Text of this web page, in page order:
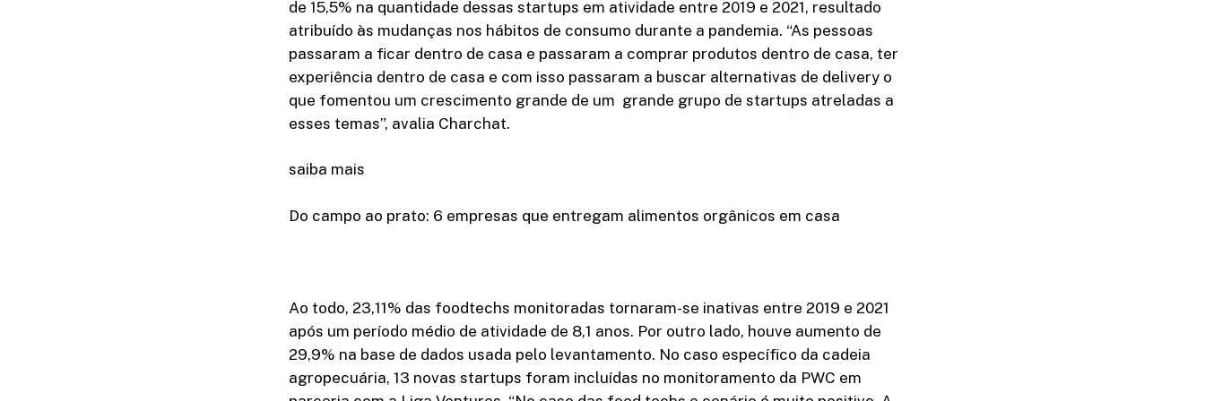
de 15,5% na quantidade dessas startups em atividade entre 2019 e 2021, resultado
atribuído às mudanças nos hábitos de consumo durante a pandemia. “As pessoas
passaram a ficar dentro de casa e passaram a comprar produtos dentro de casa, ter
experiência dentro de casa e com isso passaram a buscar alternativas de delivery o
que fomentou um crescimento grande de um grande grupo de startups atreladas a
esses temas”, avalia Charchat.
saiba mais
Do campo ao prato: 6 empresas que entregam alimentos orgânicos em casa
Ao todo, 23,11% das foodtechs monitoradas tornaram-se inativas entre 2019 e 2021
após um período médio de atividade de 8,1 anos. Por outro lado, houve aumento de
29,9% na base de dados usada pelo levantamento. No caso específico da cadeia
agropecuária, 13 novas startups foram incluídas no monitoramento da PWC em